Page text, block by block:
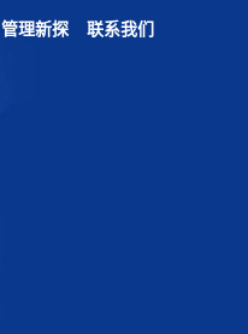
管理新探 联系我们